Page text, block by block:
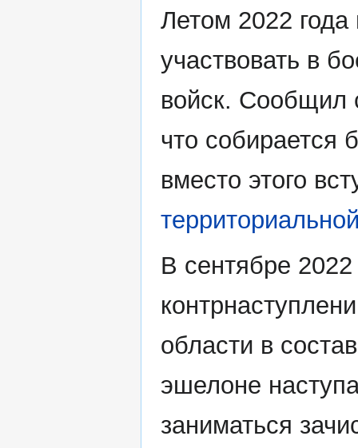
Летом 2022
участвовать в
войск.
что собирается
вместо этого
В сентябре 2022
области в
эшелоне
заниматься